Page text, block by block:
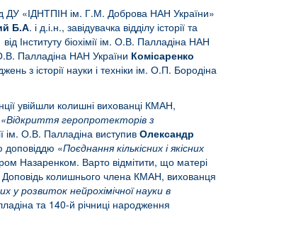
Доброва НАН України»
Б.А. і д.і.н., завідувачка відділу історії та
Палладіна НАН
О.В. Палладіна НАН України Комісаренко
ім. О.П. Бородіна
увійшли колишні вихованці КМАН,
геропротекторів з
ім. О.В. Палладіна виступив Олександр
доповіддю «Поєднання кількісних і якісних
Назаренком. Варто відмітити, що матері
колишнього члена КМАН, вихованця
у розвиток нейрохімічної науки в
та 140-й річниці народження